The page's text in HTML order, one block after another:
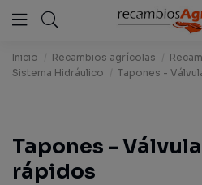
Inicio Recambios agrícolas
Sistema Hidráulico
Tapones -
Tapones -
rápidos